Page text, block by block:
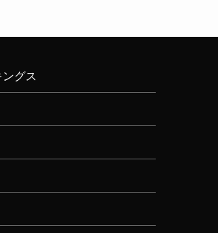
グス